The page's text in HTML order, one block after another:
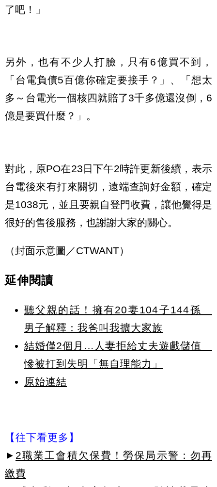
了吧！」
另外，也有不少人打臉，只有6億買不到，
「台電負債5百億你確定要接手？」、「想太
多～台電光一個核四就賠了3千多億還沒倒，6
億是要買什麼？」。
對此，原PO在23日下午2時許更新後續，表示
台電後來有打來關切，遠端查詢好金額，確定
是1038元，並且要親自登門收費，讓他覺得是
很好的售後服務，也謝謝大家的關心。
（封面示意圖／CTWANT）
延伸閱讀
聽父親的話！擁有20妻104子144孫
男子解釋：我爸叫我擴大家族
結婚僅2個月…人妻拒給丈夫遊戲儲值
慘被打到失明「無自理能力」
原始連結
【往下看更多】
► 2職業工會積欠保費！勞保局示警：勿再
繳費